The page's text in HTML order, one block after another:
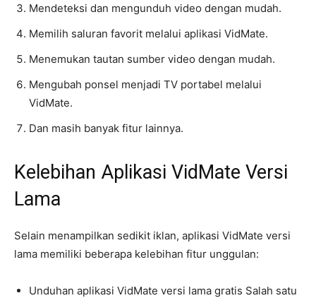
Mendeteksi dan mengunduh video dengan mudah.
Memilih saluran favorit melalui aplikasi VidMate.
Menemukan tautan sumber video dengan mudah.
Mengubah ponsel menjadi TV portabel melalui
VidMate.
Dan masih banyak fitur lainnya.
Kelebihan Aplikasi VidMate Versi
Lama
Selain menampilkan sedikit iklan, aplikasi VidMate versi
lama memiliki beberapa kelebihan fitur unggulan:
Unduhan aplikasi VidMate versi lama gratis Salah satu